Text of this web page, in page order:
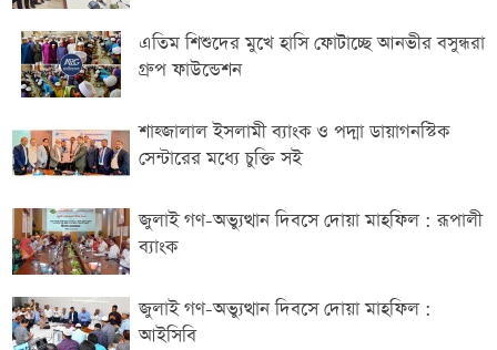
এতিম শিশুদের মুখে হাসি ফোটাচ্ছে আনভীর বসুন্ধরা
গ্রুপ ফাউন্ডেশন
শাহ্জালাল ইসলামী ব্যাংক ও পদ্মা ডায়াগনস্টিক
সেন্টারের মধ্যে চুক্তি সই
জুলাই গণ-অভ্যুত্থান দিবসে দোয়া মাহফিল : রূপালী
ব্যাংক
জুলাই গণ-অভ্যুত্থান দিবসে দোয়া মাহফিল :
আইসিবি